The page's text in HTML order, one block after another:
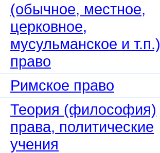
(обычное, местное,
церковное,
мусульманское и т.п.)
право
Римское право
Теория (философия)
права, политические
учения